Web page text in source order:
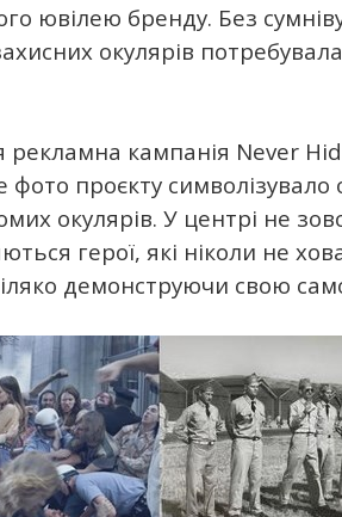
ювілею бренду. Без
окулярів
рекламна кампанія Never
фото проєкту символізувало
окулярів. У центрі не
герої, які ніколи не
демонструючи свою